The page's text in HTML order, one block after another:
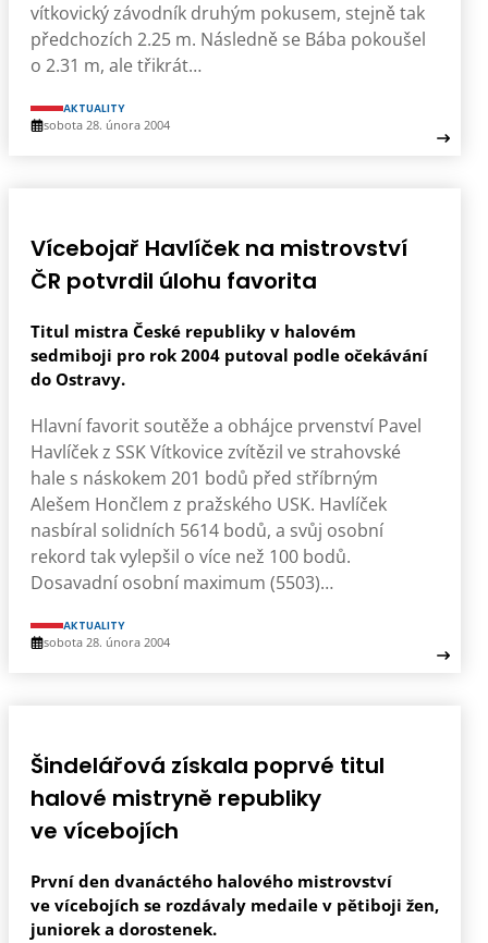
vítkovický závodník druhým pokusem, stejně tak
předchozích 2.25 m. Následně se Bába pokoušel
o 2.31 m, ale třikrát…
AKTUALITY
sobota 28. února 2004
Vícebojař Havlíček na mistrovství
ČR potvrdil úlohu favorita
Titul mistra České republiky v halovém
sedmiboji pro rok 2004 putoval podle očekávání
do Ostravy.
Hlavní favorit soutěže a obhájce prvenství Pavel
Havlíček z SSK Vítkovice zvítězil ve strahovské
hale s náskokem 201 bodů před stříbrným
Alešem Hončlem z pražského USK. Havlíček
nasbíral solidních 5614 bodů, a svůj osobní
rekord tak vylepšil o více než 100 bodů.
Dosavadní osobní maximum (5503)…
AKTUALITY
sobota 28. února 2004
Šindelářová získala poprvé titul
halové mistryně republiky
ve vícebojích
První den dvanáctého halového mistrovství
ve vícebojích se rozdávaly medaile v pětiboji žen,
juniorek a dorostenek.